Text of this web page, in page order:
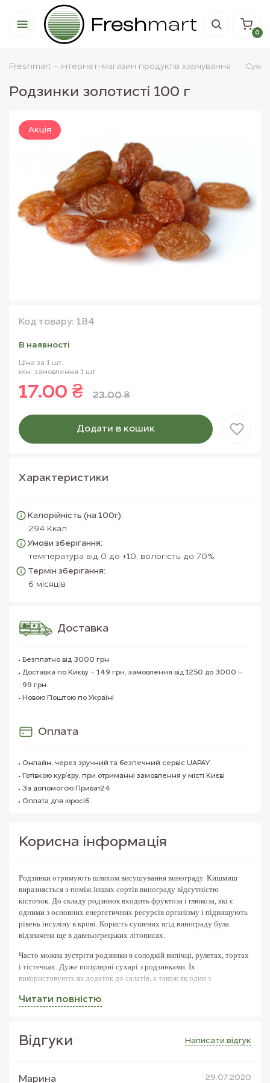
0
Freshmart - інтернет-магазин продуктів харчування
Родзинки золотисті 100 г
Акцiя
Код товару: 184
В наявностi
Ціна за 1 шт.
мін. замовлення 1 шт.
23.00 ₴
17.00 ₴
Додати в кошик
Товар доданий в кошик
Характеристики
Калорійність (на 100г):
294 Ккал
Умови зберігання:
температура від 0 до +10; вологість до 70%
Термін зберігання:
6 місяців
Доставка
Безплатно від 3000 грн
Доставка по Києву - 149 грн, замовлення від 1250 до 3000 –
99 грн
Новою Поштою по Україні
Оплата
Онлайн, через зручний та безпечний сервіс UAPAY
Готівкою кур`єру, при отриманні замовлення у місті Києві
За допомогою Приват24
Оплата для юросіб
Корисна iнформацiя
Читати повнiстю
Родзинки отримують шляхом висушування винограду. Кишмиш
виразняється з-поміж інших сортів винограду відсутністю
кісточок. До складу родзинок входить фруктоза і глюкоза, які є
одними з основних енергетичних ресурсів організму і підвищують
рівень інсуліну в крові. Користь сушених ягід винограду була
відзначена ще в давньогрецьких літописах.
Часто можна зустріти родзинки в солодкій випічці, рулетах, тортах
і тістечках. Дуже популярні сухарі з родзинками. Їх
використовують як додаток до салатів, а також як один з
куті. Родзинки часто кладуть в суміш мюслів і додають до каш, або
завдяки великому вмісту корисних елементів.
серця і судин. У родзинках міститься магній, калій,
Вiдгуки Написати вiдгук
Марина
29.07.2020